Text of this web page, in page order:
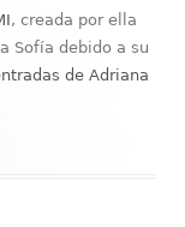
, creada por ella
Sofía debido a su
de Adriana